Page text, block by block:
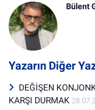
Bülent
Yazarın Diğer
DEĞİŞEN
KARŞI DURMAK